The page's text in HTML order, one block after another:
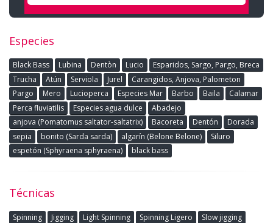
Especies
Black Bass Lubina Dentòn Lucio
Esparidos, Sargo, Pargo, Breca
Trucha
Atún Serviola Jurel
Carangidos, Anjova, Palometon
Pargo
Mero Lucioperca Especies Mar Barbo Baila
Calamar
Perca fluviatilis
Especies agua dulce
Abadejo
anjova (Pomatomus saltator-saltatrix)
Bacoreta Dentón
Dorada
sepia
bonito (Sarda sarda) algarín (Belone Belone)
Siluro
espetón (Sphyraena sphyraena)
black bass
Técnicas
Spinning Jigging Light Spinning Spinning Ligero
Slow jigging